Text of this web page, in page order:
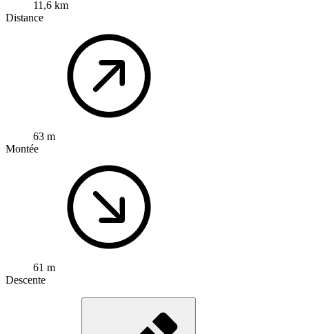
11,6 km
Distance
63 m
Montée
61 m
Descente